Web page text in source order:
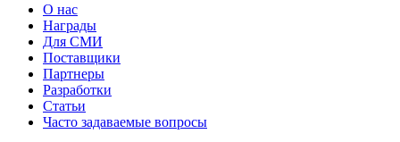
О нас
Награды
Для СМИ
Поставщики
Партнеры
Разработки
Статьи
Часто задаваемые вопросы